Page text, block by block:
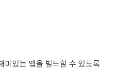
있는 앱을 빌드할 수 있도록